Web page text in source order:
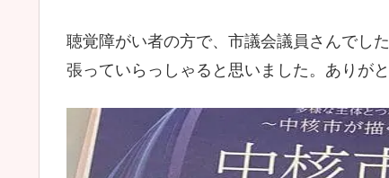
聴覚障がい者の方で、市議会議員さんでし
張っていらっしゃると思いました。ありが